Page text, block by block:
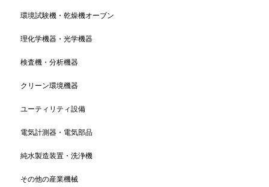
環境試験機・乾燥機オーブン
理化学機器・光学機器
検査機・分析機器
クリーン環境機器
ユーティリティ設備
電気計測器・電気部品
純水製造装置・洗浄機
その他の産業機械